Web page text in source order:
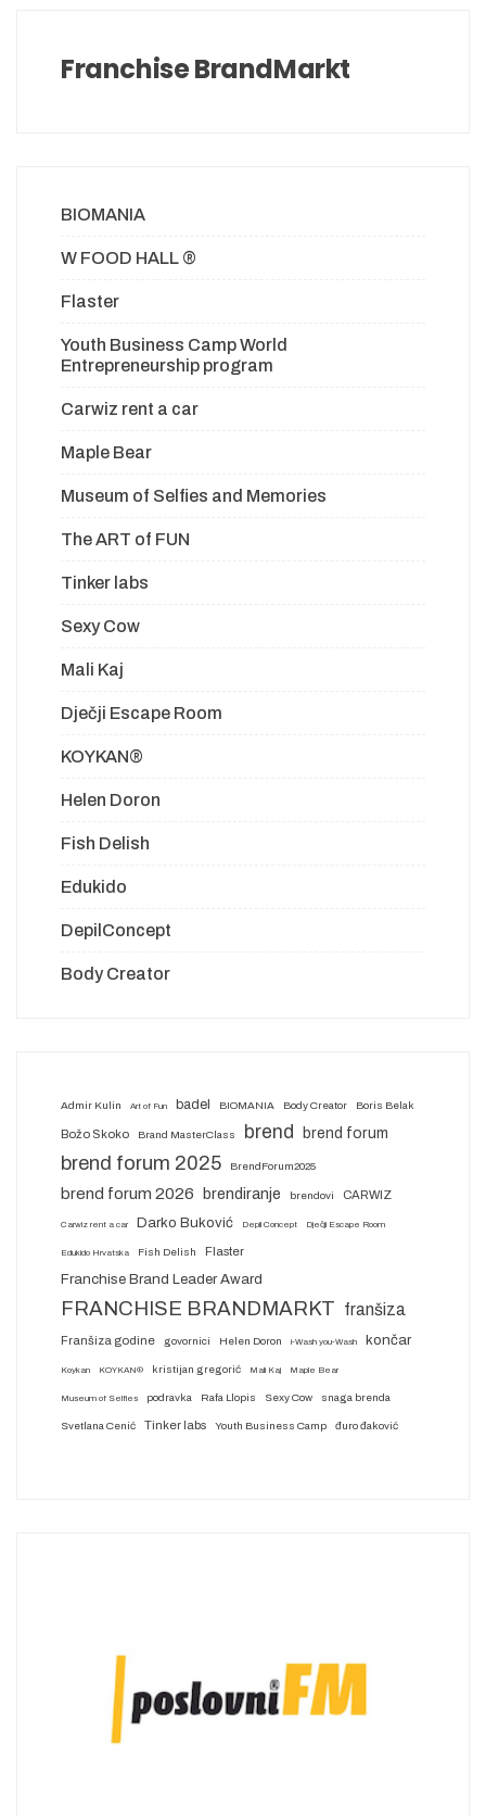
Franchise BrandMarkt
BIOMANIA
W FOOD HALL ®
Flaster
Youth Business Camp World
Entrepreneurship program
Carwiz rent a car
Maple Bear
Museum of Selfies and Memories
The ART of FUN
Tinker labs
Sexy Cow
Mali Kaj
Dječji Escape Room
KOYKAN®
Helen Doron
Fish Delish
Edukido
DepilConcept
Body Creator
Admir Kulin Art of Fun badel BIOMANIA Body Creator Boris Belak
Božo Skoko Brand MasterClass brend brend forum
brend forum 2025 BrendForum2025
brend forum 2026 brendiranje brendovi CARWIZ
Carwiz rent a car Darko Buković Depil Concept Dječji Escape Room
Edukido Hrvatska Fish Delish Flaster
Franchise Brand Leader Award
FRANCHISE BRANDMARKT franšiza
Franšiza godine govornici Helen Doron i-Wash you-Wash končar
Koykan KOYKAN® kristijan gregorić Mali Kaj Maple Bear
Museum of Selfies podravka Rafa Llopis Sexy Cow snaga brenda
Svetlana Cenić Tinker labs Youth Business Camp đuro đaković